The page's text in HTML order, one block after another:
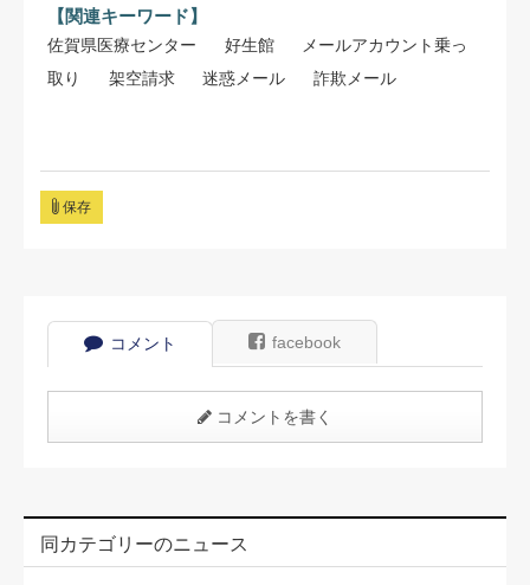
【関連キーワード】
佐賀県医療センター 好生館
メールアカウント乗っ
取り
架空請求 迷惑メール 詐欺メール
保存
コメント facebook
コメントを書く
同カテゴリーのニュース